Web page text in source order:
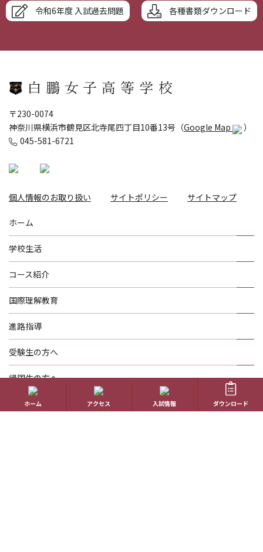
令和6年度 入試過去問題 各種書類ダウンロード
〒230-0074
神奈川県横浜市鶴見区北寺尾四丁目10番13号（Google Map
）
045-581-6721
個人情報のお取り扱い サイトポリシー サイトマップ
ホーム
学校生活
コース紹介
国際理解教育
進路指導
受験生の方へ
帰国生の方へ
学校概要
ホーム アクセス 入試情報 ダウンロード